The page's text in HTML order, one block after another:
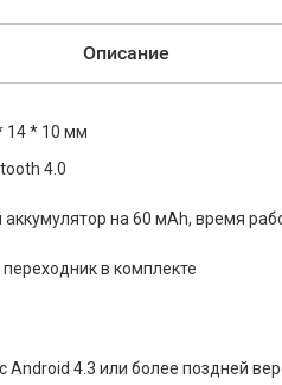
Описание
14 * 10 мм
4.0
аккумулятор на 60 мАh, время
в комплекте
Android 4.3 или более поздней